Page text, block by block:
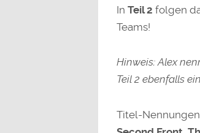
In Teil 2 folgen
Teams!
Hinweis: Alex
Teil 2 ebenfalls
Titel-